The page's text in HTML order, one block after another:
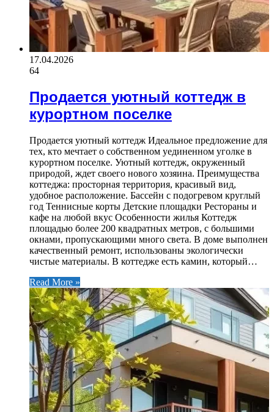
17.04.2026
64
Продается уютный коттедж в
курортном поселке
Продается уютный коттедж Идеальное предложение для
тех, кто мечтает о собственном уединенном уголке в
курортном поселке. Уютный коттедж, окруженный
природой, ждет своего нового хозяина. Преимущества
коттеджа: просторная территория, красивый вид,
удобное расположение. Бассейн с подогревом круглый
год Теннисные корты Детские площадки Рестораны и
кафе на любой вкус Особенности жилья Коттедж
площадью более 200 квадратных метров, с большими
окнами, пропускающими много света. В доме выполнен
качественный ремонт, использованы экологически
чистые материалы. В коттедже есть камин, который…
Read More »